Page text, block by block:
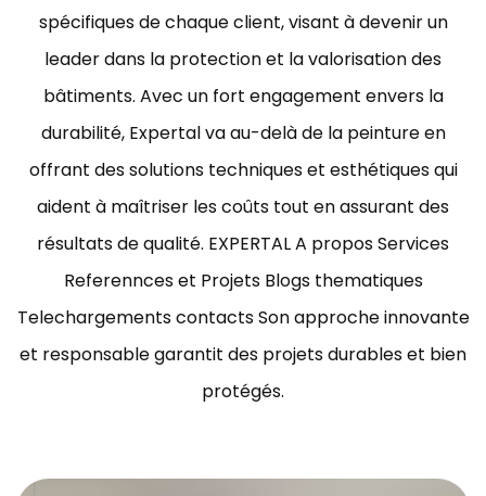
spécifiques de chaque client, visant à devenir un
leader dans la protection et la valorisation des
bâtiments. Avec un fort engagement envers la
durabilité, Expertal va au-delà de la peinture en
offrant des solutions techniques et esthétiques qui
aident à maîtriser les coûts tout en assurant des
résultats de qualité. EXPERTAL A propos Services
Referennces et Projets Blogs thematiques
Telechargements contacts Son approche innovante
et responsable garantit des projets durables et bien
protégés.